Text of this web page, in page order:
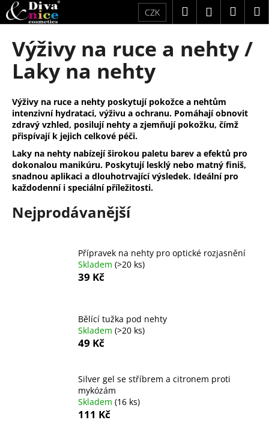
Přejít
na
obsah
CZK HledatPřihlášení
Výživy na ruce a nehty /
Laky na nehty
Výživy na ruce a nehty poskytují pokožce a nehtům
intenzivní hydrataci, výživu a ochranu. Pomáhají obnovit
zdravý vzhled, posilují nehty a zjemňují pokožku, čímž
přispívají k jejich celkové péči.
Laky na nehty nabízejí širokou paletu barev a efektů pro
dokonalou manikúru. Poskytují lesklý nebo matný finiš,
snadnou aplikaci a dlouhotrvající výsledek. Ideální pro
každodenní i speciální příležitosti.
Nejprodávanější
Přípravek na nehty pro optické rozjasnění
Skladem (>20 ks)
39 Kč
Bělící tužka pod nehty
Skladem (>20 ks)
49 Kč
Silver gel se stříbrem a citronem proti
mykózám
Skladem (16 ks)
111 Kč
K
o
C
o
p
o
t
ř
e
b
u
j
e
HLEDAT